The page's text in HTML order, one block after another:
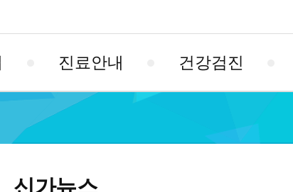
진료안내 건강검진
신가뉴스